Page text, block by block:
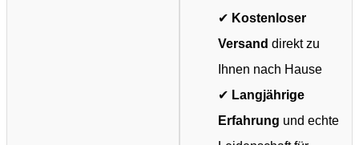
✔ Kostenloser
Versand direkt zu
Ihnen nach Hause
✔ Langjährige
Erfahrung und echte